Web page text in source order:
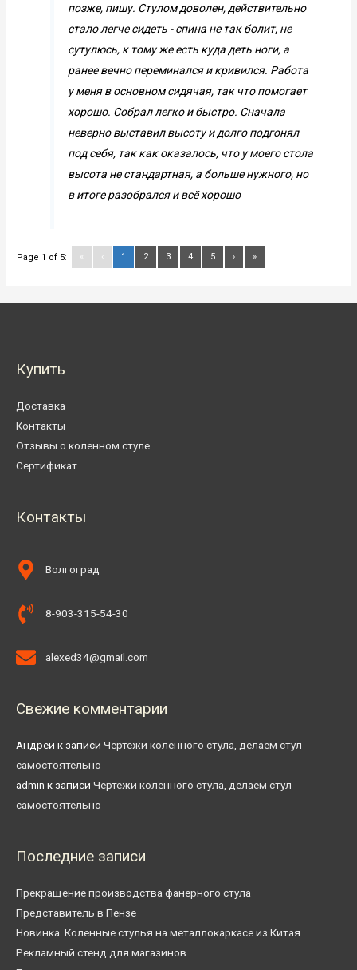
позже, пишу. Стулом доволен, действительно
стало легче сидеть - спина не так болит, не
сутулюсь, к тому же есть куда деть ноги, а
ранее вечно переминался и кривился. Работа
у меня в основном сидячая, так что помогает
хорошо. Собрал легко и быстро. Сначала
неверно выставил высоту и долго подгонял
под себя, так как оказалось, что у моего стола
высота не стандартная, а больше нужного, но
в итоге разобрался и всё хорошо
Page 1 of 5: « ‹ 1 2 3 4 5 › »
Купить
Доставка
Контакты
Отзывы о коленном стуле
Сертификат
Контакты
Волгоград
8-903-315-54-30
alexed34@gmail.com
Свежие комментарии
Андрей к записи Чертежи коленного стула, делаем стул
самостоятельно
admin к записи Чертежи коленного стула, делаем стул
самостоятельно
Последние записи
Прекращение производства фанерного стула
Представитель в Пензе
Новинка. Коленные стулья на металлокаркасе из Китая
Рекламный стенд для магазинов